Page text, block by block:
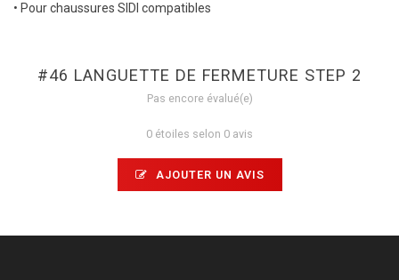
• Pour chaussures SIDI compatibles
#46 LANGUETTE DE FERMETURE STEP 2
Pas encore évalué(e)
0 étoiles selon 0 avis
AJOUTER UN AVIS